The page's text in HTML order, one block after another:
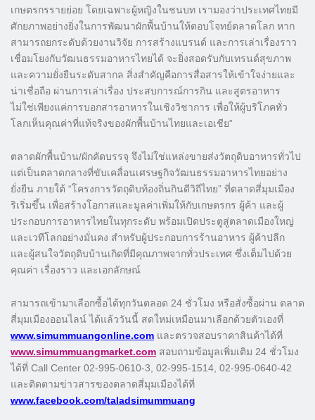
เกษตรกรรายย่อย โดยเฉพาะผู้หญิงในชนบท เรามองว่าประเทศไทยมี
ศักยภาพอย่างยิ่งในการพัฒนาผักพื้นบ้านให้ตอบโจทย์ตลาดโลก หาก
สามารถยกระดับด้วยงานวิจัย การสร้างแบรนด์ และการเล่าเรื่องราว
เชื่อมโยงกับวัฒนธรรมอาหารไทยได้ จะยิ่งสอดรับกับเทรนด์สุขภาพ
และความยั่งยืนระดับสากล สิ่งสำคัญคือการสื่อสารให้เข้าใจง่ายและ
น่าเชื่อถือ ผ่านการเล่าเรื่อง ประสบการณ์การกิน และสูตรอาหาร
ไม่ใช่เพียงแค่การบอกสารอาหารในเชิงวิชาการ เพื่อให้ผู้บริโภคทั่ว
โลกเห็นคุณค่าที่แท้จริงของผักพื้นบ้านไทยและเอเชีย”
ตลาดผักพื้นบ้าน/ผักคัดบรรจุ จึงไม่ใช่แหล่งขายส่งวัตถุดิบอาหารทั่วไป
แต่เป็นตลาดกลางที่ขับเคลื่อนเศรษฐกิจวัฒนธรรมอาหารไทยอย่าง
ยั่งยืน ภายใต้ “โครงการวัตถุดิบท้องถิ่นกินดีวิถีไทย” ที่ตลาดสี่มุมเมือง
ริเริ่มขึ้น เพื่อสร้างโอกาสและมูลค่าเพิ่มให้กับเกษตรกร ผู้ค้า และผู้
ประกอบการอาหารไทยในทุกระดับ พร้อมเปิดประตูสู่ตลาดเมืองใหญ่
และเวทีโลกอย่างมั่นคง สำหรับผู้ประกอบการร้านอาหาร ผู้ค้าปลีก
และผู้สนใจวัตถุดิบบ้านเกิดที่มีคุณภาพจากทั่วประเทศ ซึ่งเต็มไปด้วย
คุณค่า เรื่องราว และเอกลักษณ์
สามารถเข้ามาเลือกซื้อได้ทุกวันตลอด 24 ชั่วโมง หรือสั่งซื้อผ่าน ตลาด
สี่มุมเมืองออนไลน์ ได้แล้ววันนี้ สดใหม่เหมือนมาเลือกด้วยตัวเองที่
www.simummuangonline.com และตรวจสอบราคาสินค้าได้ที่
www.simummuangmarket.com สอบถามข้อมูลเพิ่มเติม 24 ชั่วโมง
ได้ที่ Call Center 02-995-0610-3, 02-995-1514, 02-995-0640-42
และติดตามข่าวสารของตลาดสี่มุมเมืองได้ที่
www.facebook.com/taladsimummuang